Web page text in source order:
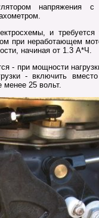
напряжения
и
при неработающем
начиная от 1.3 А*Ч.
- при мощности
- включить вместо
25 вольт.